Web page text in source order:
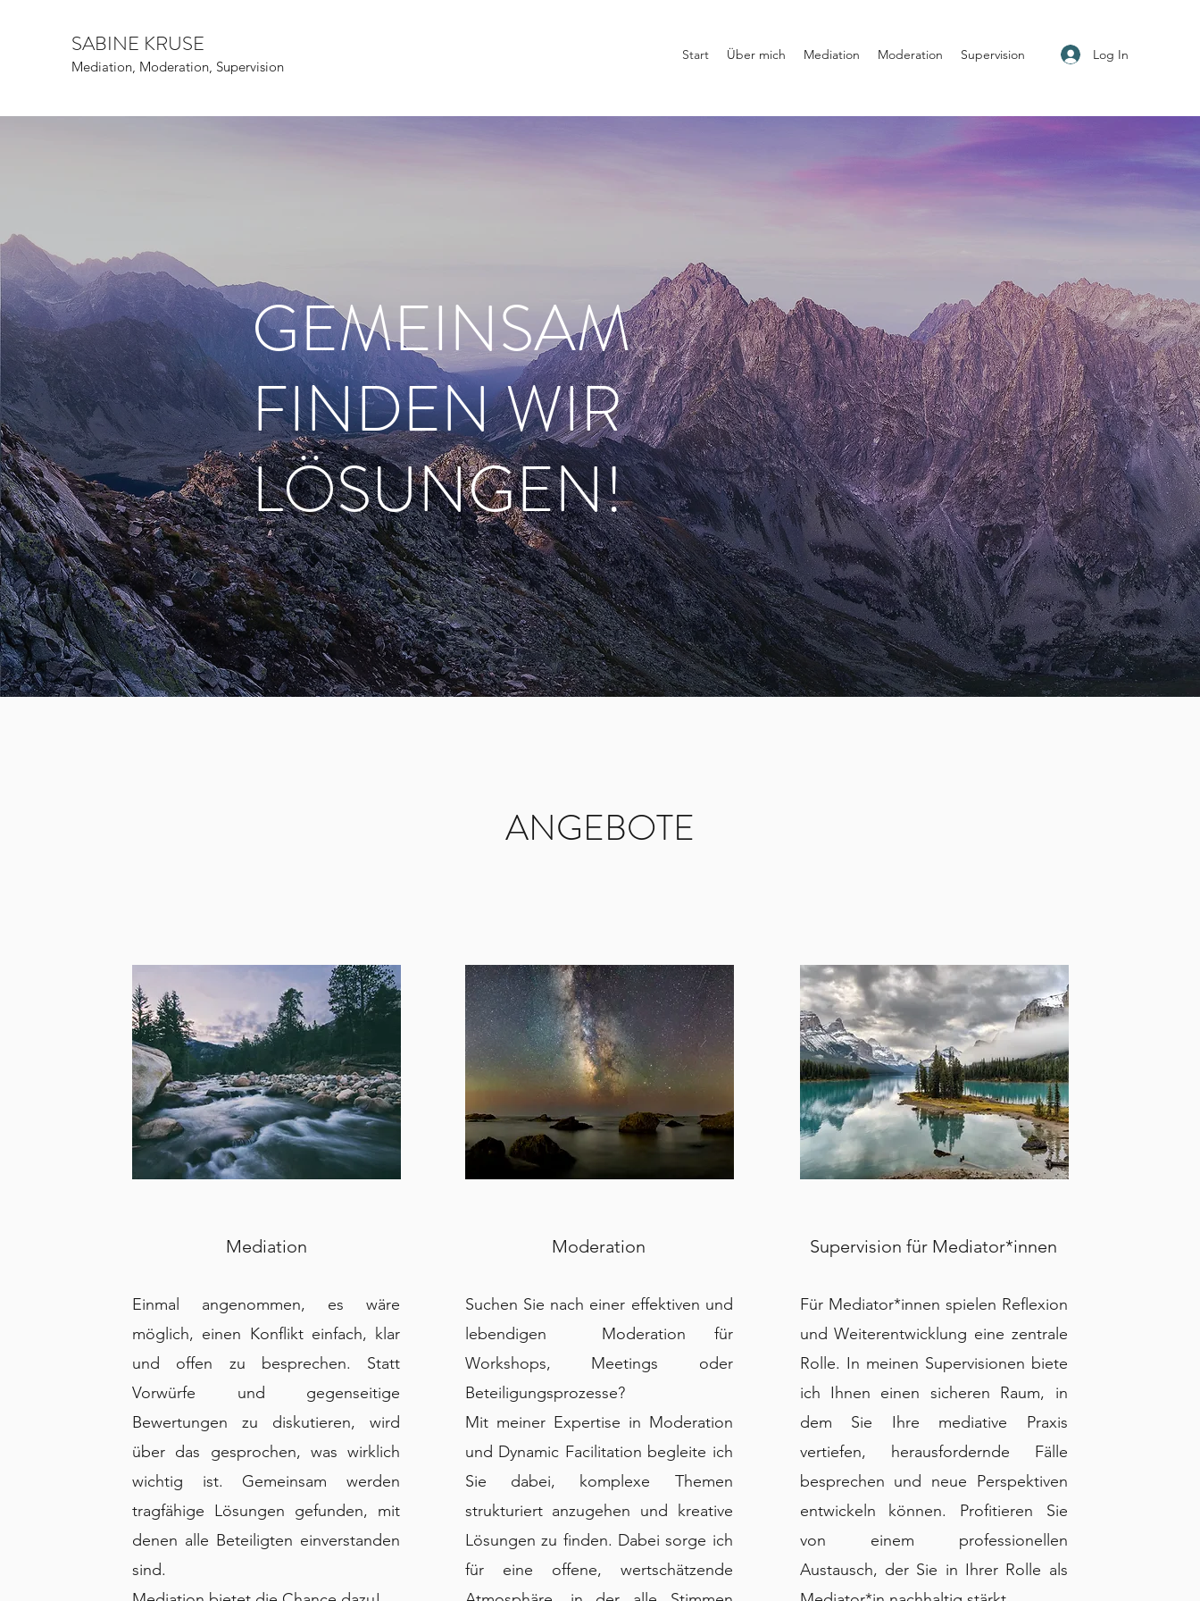
SABINE KRUSE
Mediation, Moderation, Supervision
Start Über mich Mediation Moderation Supervision Log In
GEMEINSAM
FINDEN WIR
LÖSUNGEN!
ANGEBOTE
Mediation
Einmal angenommen, es wäre
möglich, einen Konflikt einfach, klar
und offen zu besprechen. Statt
Vorwürfe und gegenseitige
Bewertungen zu diskutieren, wird
über das gesprochen, was wirklich
wichtig ist. Gemeinsam werden
tragfähige Lösungen gefunden, mit
denen alle Beteiligten einverstanden
sind.
Moderation
Suchen Sie nach einer effektiven und
lebendigen Moderation für
Workshops, Meetings oder
Beteiligungsprozesse?
Mit meiner Expertise in Moderation
und Dynamic Facilitation begleite ich
Sie dabei, komplexe Themen
strukturiert anzugehen und kreative
Lösungen zu finden. Dabei sorge ich
für eine offene, wertschätzende
Supervision für Mediator*innen
Für Mediator*innen spielen Reflexion
und Weiterentwicklung eine zentrale
Rolle. In meinen Supervisionen biete
ich Ihnen einen sicheren Raum, in
dem Sie Ihre mediative Praxis
vertiefen, herausfordernde Fälle
besprechen und neue Perspektiven
entwickeln können. Profitieren Sie
von einem professionellen
Austausch, der Sie in Ihrer Rolle als